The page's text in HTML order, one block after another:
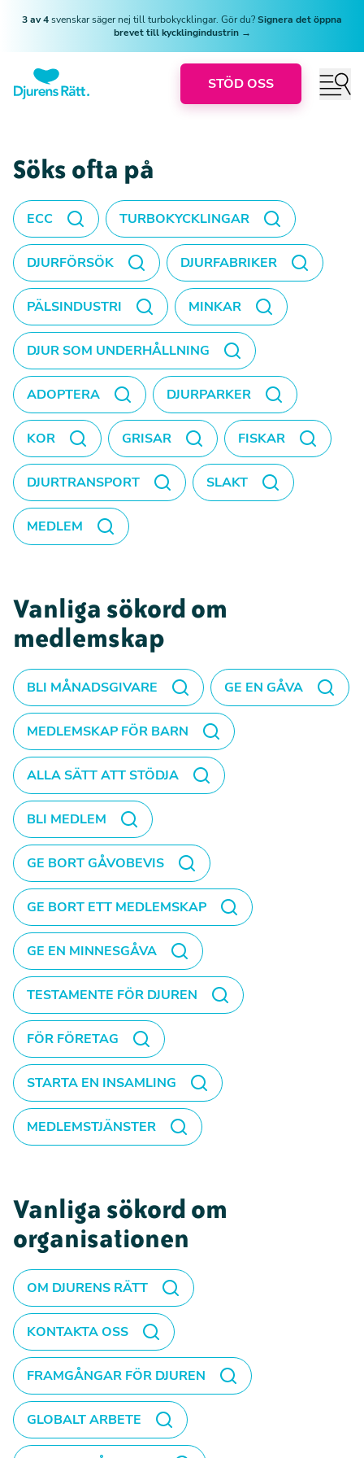
3 av 4svenskar säger nej till turbokycklingar. Gör du?Signera det öppna
brevet till kycklingindustrin →
STÖD OSS
Söks ofta på
ECC TURBOKYCKLINGAR
DJURFÖRSÖK DJURFABRIKER
PÄLSINDUSTRI MINKAR
DJUR SOM UNDERHÅLLNING
ADOPTERA DJURPARKER
KOR GRISAR FISKAR
DJURTRANSPORT SLAKT
MEDLEM
Vanliga sökord om
medlemskap
BLI MÅNADSGIVARE GE EN GÅVA
MEDLEMSKAP FÖR BARN
ALLA SÄTT ATT STÖDJA
BLI MEDLEM
GE BORT GÅVOBEVIS
GE BORT ETT MEDLEMSKAP
GE EN MINNESGÅVA
TESTAMENTE FÖR DJUREN
FÖR FÖRETAG
STARTA EN INSAMLING
MEDLEMSTJÄNSTER
Vanliga sökord om
organisationen
OM DJURENS RÄTT
KONTAKTA OSS
FRAMGÅNGAR FÖR DJUREN
GLOBALT ARBETE